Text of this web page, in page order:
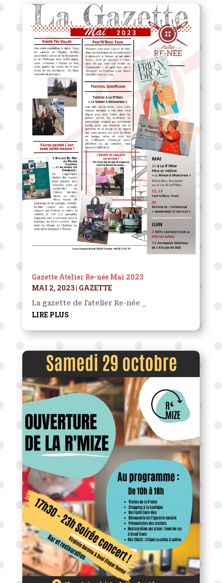
Gazette Atelier Re-née Mai 2023
MAI 2, 2023| GAZETTE
La gazette de l'atelier Re-née _
LIRE PLUS